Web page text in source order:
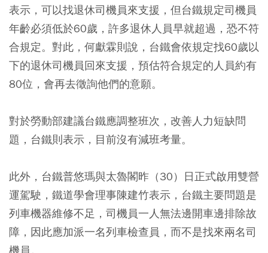
表示，可以找退休司機員來支援，但台鐵規定司機員
年齡必須低於60歲，許多退休人員早就超過，恐不符
合規定。對此，何獻霖則說，台鐵會依規定找60歲以
下的退休司機員回來支援，預估符合規定的人員約有
80位，會再去徵詢他們的意願。
對於勞動部建議台鐵應調整班次，改善人力短缺問
題，台鐵則表示，目前沒有減班考量。
此外，台鐵普悠瑪與太魯閣昨（30）日正式啟用雙營
運駕駛，鐵道學會理事陳建竹表示，台鐵主要問題是
列車機器維修不足，司機員一人無法邊開車邊排除故
障，因此應加派一名列車檢查員，而不是找來兩名司
機員。